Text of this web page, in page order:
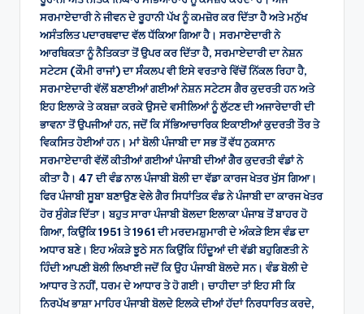
ਸਰਮਾਏਦਾਰੀ ਨੇ ਜੀਵਨ ਦੇ ਰੂਹਾਨੀ ਪੱਖ ਨੂੰ ਕਮਜ਼ੋਰ ਕਰ ਦਿੱਤਾ ਹੈ ਅਤੇ ਮਨੁੱਖ
ਅਸੰਤਲਿਤ ਪਦਾਰਥਵਾਦ ਵੱਲ ਧੱਕਿਆ ਗਿਆ ਹੈ। ਸਰਮਾਏਦਾਰੀ ਨੇ
ਆਰਥਿਕਤਾ ਨੂੰ ਨੈਤਿਕਤਾ ਤੋਂ ਉਪਰ ਕਰ ਦਿੱਤਾ ਹੈ, ਸਰਮਾਏਦਾਰੀ ਦਾ ਨੇਸ਼ਨ
ਸਟੇਟਸ (ਕੌਮੀ ਰਾਜਾਂ) ਦਾ ਸੰੰਕਲਪ ਵੀ ਇਸੇ ਵਰਤਾਰੇ ਵਿੱਚੋਂ ਨਿੱਕਲ ਰਿਹਾ ਹੈ,
ਸਰਮਾਏਦਾਰੀ ਵੱਲੋਂ ਬਣਾਈਆਂ ਗਈਆਂ ਨੇਸ਼ਨ ਸਟੇਟਸ ਗੈਰ ਕੁਦਰਤੀ ਹਨ ਅਤੇ
ਇਹ ਇਲਾਕੇ ਤੇ ਕਬਜ਼ਾ ਕਰਕੇ ਉਸਦੇ ਵਸੀਲਿਆਂ ਨੂੰ ਲੁੱਟਣ ਦੀ ਅਜਾਰੇਦਾਰੀ ਦੀ
ਭਾਵਨਾ ਤੋਂ ਉਪਜੀਆਂ ਹਨ, ਜਦੋਂ ਕਿ ਸੱਭਿਆਚਾਰਿਕ ਇਕਾਈਆਂ ਕੁਦਰਤੀ ਤੌਰ ਤੇ
ਵਿਕਸਿਤ ਹੋਈਆਂ ਹਨ। ਮਾਂ ਬੋਲੀ ਪੰਜਾਬੀ ਦਾ ਸਭ ਤੋਂ ਵੱਧ ਨੁਕਸਾਨ
ਸਰਮਾਏਦਾਰੀ ਵੱਲੋਂ ਕੀਤੀਆਂ ਗਈਆਂ ਪੰਜਾਬੀ ਦੀਆਂ ਗੈਰ ਕੁਦਰਤੀ ਵੰਡਾਂ ਨੇ
ਕੀਤਾ ਹੈ। 47 ਦੀ ਵੰਡ ਨਾਲ ਪੰਜਾਬੀ ਬੋਲੀ ਦਾ ਵੱਡਾ ਕਾਰਜ ਖੇਤਰ ਖੁੱਸ ਗਿਆ।
ਫਿਰ ਪੰਜਾਬੀ ਸੂਬਾ ਬਣਾਉਣ ਵੇਲੇ ਗੈਰ ਸਿਧਾਂਤਿਕ ਵੰਡ ਨੇ ਪੰਜਾਬੀ ਦਾ ਕਾਰਜ ਖੇਤਰ
ਹੋਰ ਸੁੰਗੇੜ ਦਿੱਤਾ। ਬਹੁਤ ਸਾਰਾ ਪੰਜਾਬੀ ਬੋਲਦਾ ਇਲਾਕਾ ਪੰਜਾਬ ਤੋਂ ਬਾਹਰ ਹੋ
ਗਿਆ, ਕਿਉਂਕਿ 1951 ਤੇ 1961 ਦੀ ਮਰਦਮਸ਼ੁਮਾਰੀ ਦੇ ਅੰਕੜੇ ਇਸ ਵੰਡ ਦਾ
ਅਧਾਰ ਬਣੇ। ਇਹ ਅੰਕੜੇ ਝੂਠੇ ਸਨ ਕਿਉਂਕਿ ਹਿੰਦੂਆਂ ਦੀ ਵੱਡੀ ਬਹੁਗਿਣਤੀ ਨੇ
ਹਿੰਦੀ ਆਪਣੀ ਬੋਲੀ ਲਿਖਾਈ ਜਦੋਂ ਕਿ ਉਹ ਪੰਜਾਬੀ ਬੋਲਦੇ ਸਨ। ਵੰਡ ਬੋਲੀ ਦੇ
ਆਧਾਰ ਤੇ ਨਹੀਂ, ਧਰਮ ਦੇ ਆਧਾਰ ਤੇ ਹੋ ਗਈ। ਚਾਹੀਦਾ ਤਾਂ ਇਹ ਸੀ ਕਿ
ਨਿਰਪੱਖ ਭਾਸ਼ਾ ਮਾਹਿਰ ਪੰਜਾਬੀ ਬੋਲਦੇ ਇਲਕੇ ਦੀਆਂ ਹੱਦਾਂ ਨਿਰਧਾਰਿਤ ਕਰਦੇ,